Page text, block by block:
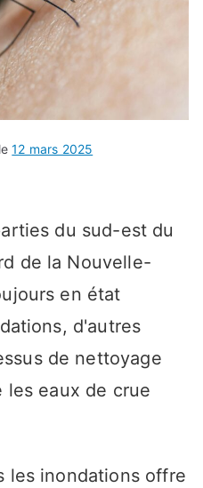
12 mars 2025
du sud-est du
de la Nouvelle-
en état
d'autres
de nettoyage
les eaux de crue
les inondations offre